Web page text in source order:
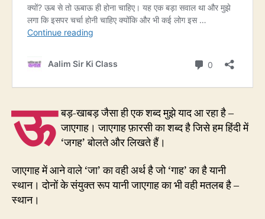
ऊ बड़-खाबड़ जैसा ही एक शब्द मुझे याद आ रहा है –
जाएगाह। जाएगाह फ़ारसी का शब्द है जिसे हम हिंदी में
‘जगह’ बोलते और लिखते हैं।
जाएगाह में आने वाले ‘जा’ का वही अर्थ है जो ‘गाह’ का है यानी
स्थान। दोनों के संयुक्त रूप यानी जाएगाह का भी वही मतलब है –
स्थान।